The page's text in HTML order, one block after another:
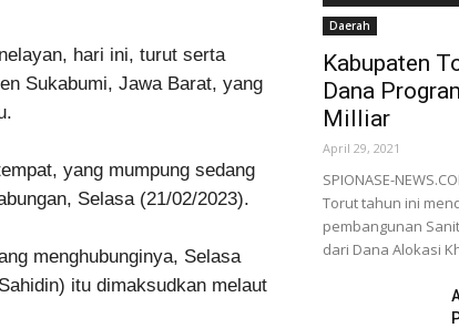
hari ini, turut serta
Sukabumi, Jawa Barat, yang
yang mumpung sedang
Selasa (21/02/2023).
menghubunginya, Selasa
itu dimaksudkan melaut
Daerah
Kabupaten
Dana
Milliar
April 29, 2021
SPIONASE-
Torut tahun ini
pembangunan
dari Dana Alokasi